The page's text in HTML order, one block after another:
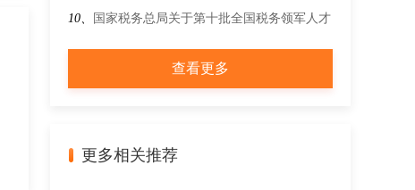
年优惠政策出台前，物流企业已申报缴纳的城镇
土地使用税能否申请退还？
10、 国家税务总局关于第十批全国税务领军人才
学员录取情况的通告
查看更多
更多相关推荐